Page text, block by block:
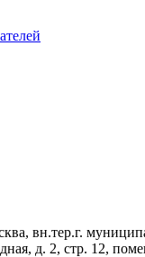
вн.тер.г.
д. 2, стр. 12,